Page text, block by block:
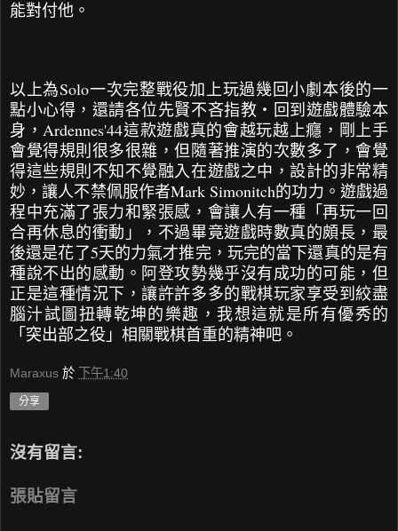
能對付他。
以上為Solo一次完整戰役加上玩過幾回小劇本後的一
點小心得，還請各位先賢不吝指教‧回到遊戲體驗本
身，Ardennes'44這款遊戲真的會越玩越上癮，剛上手
會覺得規則很多很雜，但隨著推演的次數多了，會覺
得這些規則不知不覺融入在遊戲之中，設計的非常精
妙，讓人不禁佩服作者Mark Simonitch的功力。遊戲過
程中充滿了張力和緊張感，會讓人有一種「再玩一回
合再休息的衝動」，不過畢竟遊戲時數真的頗長，最
後還是花了5天的力氣才推完，玩完的當下還真的是有
種說不出的感動。阿登攻勢幾乎沒有成功的可能，但
正是這種情況下，讓許許多多的戰棋玩家享受到絞盡
腦汁試圖扭轉乾坤的樂趣，我想這就是所有優秀的
「突出部之役」相關戰棋首重的精神吧。
Maraxus 於 下午1:40
分享
沒有留言:
張貼留言